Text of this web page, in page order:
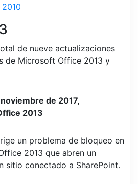
de nueve actualizaciones
de Microsoft Office 2013 y
de 2017,
2013
un problema de bloqueo en
2013 que abren un
sitio conectado a SharePoint.